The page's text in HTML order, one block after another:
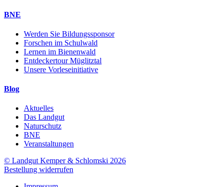
BNE
Werden Sie Bildungssponsor
Forschen im Schulwald
Lernen im Bienenwald
Entdeckertour Müglitztal
Unsere Vorleseinitiative
Blog
Aktuelles
Das Landgut
Naturschutz
BNE
Veranstaltungen
© Landgut Kemper & Schlomski 2026
Bestellung widerrufen